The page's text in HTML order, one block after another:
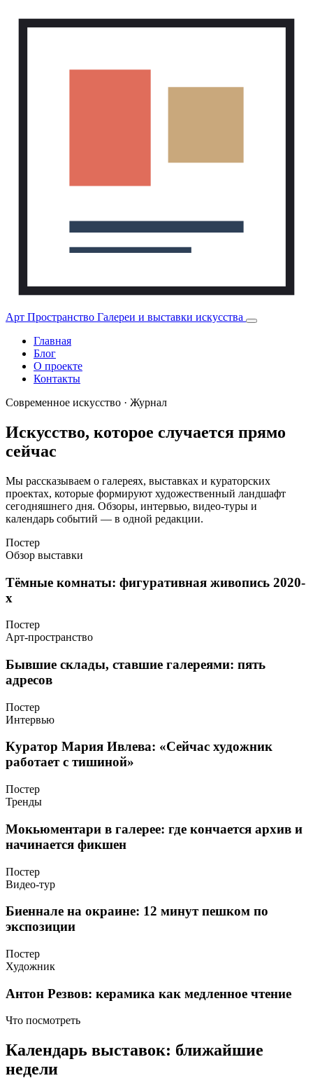
Арт Пространство Галереи и выставки искусства
Главная
Блог
О проекте
Контакты
Современное искусство · Журнал
Искусство, которое случается прямо
сейчас
Мы рассказываем о галереях, выставках и кураторских
проектах, которые формируют художественный ландшафт
сегодняшнего дня. Обзоры, интервью, видео-туры и
календарь событий — в одной редакции.
Постер
Обзор выставки
Тёмные комнаты: фигуративная живопись 2020-
х
Постер
Арт-пространство
Бывшие склады, ставшие галереями: пять
адресов
Постер
Интервью
Куратор Мария Ивлева: «Сейчас художник
работает с тишиной»
Постер
Тренды
Мокьюментари в галерее: где кончается архив и
начинается фикшен
Постер
Видео-тур
Биеннале на окраине: 12 минут пешком по
экспозиции
Постер
Художник
Антон Резвов: керамика как медленное чтение
Что посмотреть
Календарь выставок: ближайшие
недели